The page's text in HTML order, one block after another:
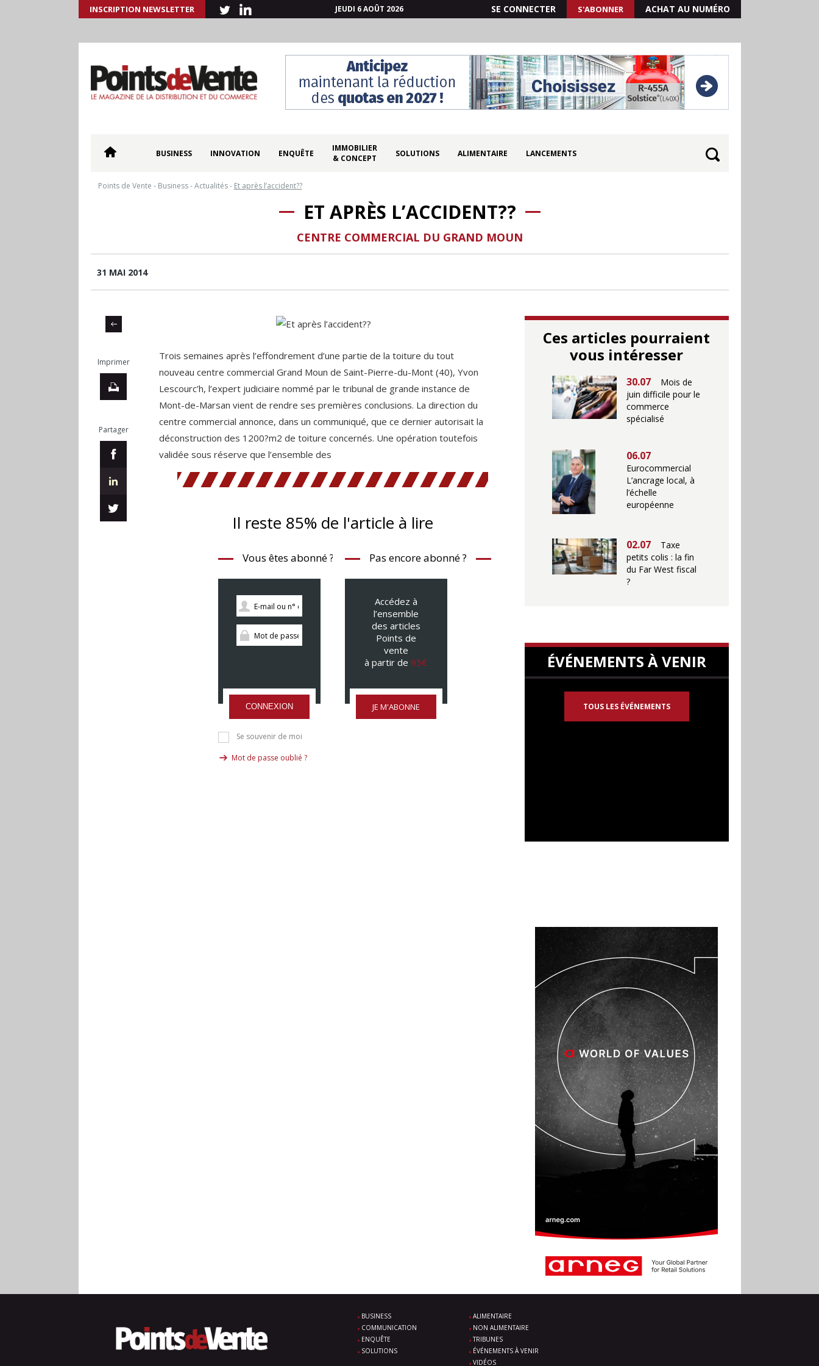
INSCRIPTION NEWSLETTER JEUDI 6 AOÛT 2026 SE CONNECTER S'ABONNER ACHAT AU NUMÉRO
BUSINESS INNOVATION ENQUÊTE
IMMOBILIER
& CONCEPT
SOLUTIONS ALIMENTAIRE LANCEMENTS
Points de Vente - Business-Actualités- Et après l’accident??
ET APRÈS L’ACCIDENT??
CENTRE COMMERCIAL DU GRAND MOUN
31 MAI 2014
Imprimer
Partager
Trois semaines après l’effondrement d’une partie de la toiture du tout
nouveau centre commercial Grand Moun de Saint-Pierre-du-Mont (40), Yvon
Lescourc’h, l’expert judiciaire nommé par le tribunal de grande instance de
Mont-de-Marsan vient de rendre ses premières conclusions. La direction du
centre commercial annonce, dans un communiqué, que ce dernier autorisait la
déconstruction des 1200?m2 de toiture concernés. Une opération toutefois
validée sous réserve que l’ensemble des
Il reste 85% de l'article à lire
Vous êtes abonné ?
CONNEXION
Se souvenir de moi
Mot de passe oublié ?
Pas encore abonné ?
Accédez à
l’ensemble
des articles
Points de
vente
à partir de 95€
JE M'ABONNE
Ces articles pourraient
vous intéresser
30.07
Mois de
juin difficile pour le
commerce
spécialisé
06.07
Eurocommercial
L’ancrage local, à
l’échelle
européenne
02.07
Taxe
petits colis : la fin
du Far West fiscal
?
ÉVÉNEMENTS À VENIR
TOUS LES ÉVÉNEMENTS
BUSINESS
COMMUNICATION
ENQUÊTE
SOLUTIONS
ALIMENTAIRE
NON ALIMENTAIRE
TRIBUNES
ÉVÉNEMENTS À VENIR
VIDÉOS